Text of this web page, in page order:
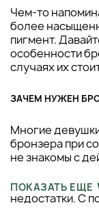
Чем-то
более
пигмент.
особенности
случаях их
ЗАЧЕМ НУЖЕН
Многие
бронзера при
не знакомы с
бронзер
недостатки. С
ПОКАЗАТЬ ЕЩЕ